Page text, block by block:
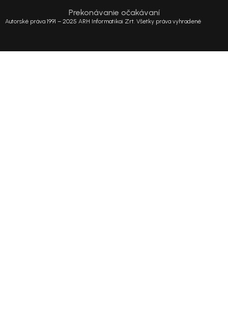
Prekonávanie očakávaní
Autorské práva 1991 – 2025 ARH Informatikai Zrt. Všetky práva vyhradené